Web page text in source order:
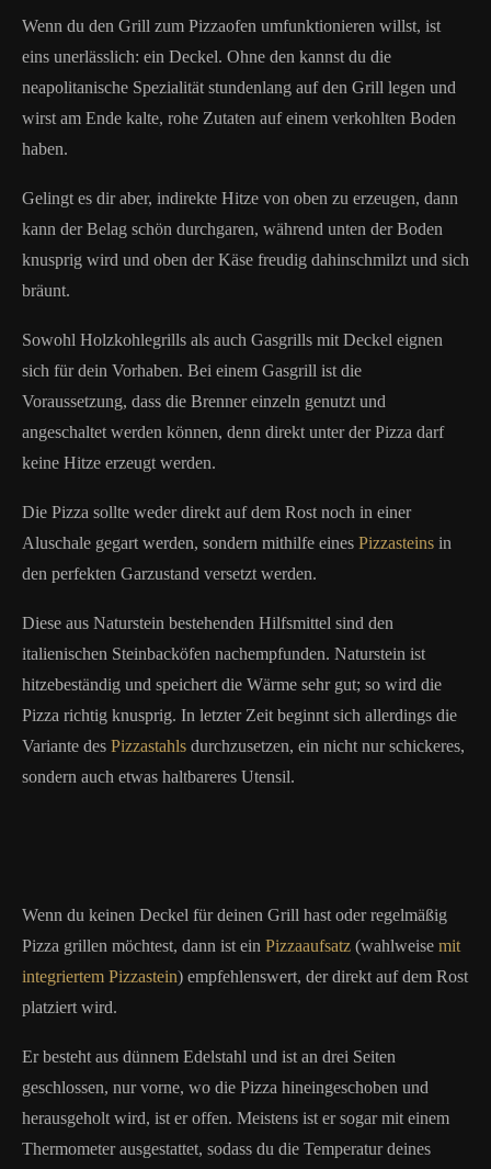
Wenn du den Grill zum Pizzaofen umfunktionieren willst, ist
eins unerlässlich: ein Deckel. Ohne den kannst du die
neapolitanische Spezialität stundenlang auf den Grill legen und
wirst am Ende kalte, rohe Zutaten auf einem verkohlten Boden
haben.
Gelingt es dir aber, indirekte Hitze von oben zu erzeugen, dann
kann der Belag schön durchgaren, während unten der Boden
knusprig wird und oben der Käse freudig dahinschmilzt und sich
bräunt.
Sowohl Holzkohlegrills als auch Gasgrills mit Deckel eignen
sich für dein Vorhaben. Bei einem Gasgrill ist die
Voraussetzung, dass die Brenner einzeln genutzt und
angeschaltet werden können, denn direkt unter der Pizza darf
keine Hitze erzeugt werden.
Die Pizza sollte weder direkt auf dem Rost noch in einer
Aluschale gegart werden, sondern mithilfe eines Pizzasteins in
den perfekten Garzustand versetzt werden.
Diese aus Naturstein bestehenden Hilfsmittel sind den
italienischen Steinbacköfen nachempfunden. Naturstein ist
hitzebeständig und speichert die Wärme sehr gut; so wird die
Pizza richtig knusprig. In letzter Zeit beginnt sich allerdings die
Variante des Pizzastahls durchzusetzen, ein nicht nur schickeres,
sondern auch etwas haltbareres Utensil.
Wenn du keinen Deckel für deinen Grill hast oder regelmäßig
Pizza grillen möchtest, dann ist ein Pizzaaufsatz (wahlweise mit
integriertem Pizzastein) empfehlenswert, der direkt auf dem Rost
platziert wird.
Er besteht aus dünnem Edelstahl und ist an drei Seiten
geschlossen, nur vorne, wo die Pizza hineingeschoben und
herausgeholt wird, ist er offen. Meistens ist er sogar mit einem
Thermometer ausgestattet, sodass du die Temperatur deines